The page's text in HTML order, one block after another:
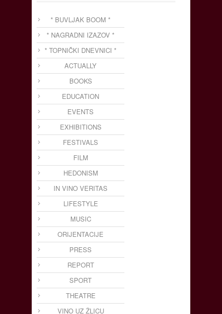
* BUVLJAK BOOM *
* NAGRADNI IZAZOV *
* TOPNIČKI DNEVNICI *
ACTUALLY
BOOKS
EDUCATION
EVENTS
EXHIBITIONS
FESTIVALS
FILM
HEDONISM
IN VINO VERITAS
LIFESTYLE
MUSIC
ORIJENTACIJE
PRESS
REPORT
SPORT
THEATRE
VINO UZ ŽLICU